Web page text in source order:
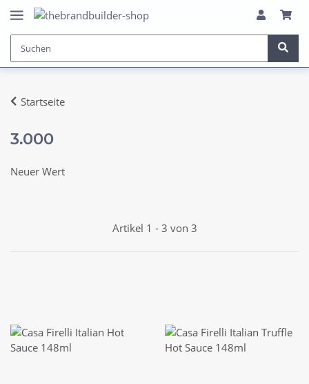
Startseite
3.000
Neuer Wert
Artikel 1 - 3 von 3